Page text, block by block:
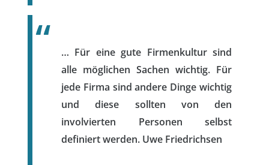
… Für eine gute Firmenkultur sind
alle möglichen Sachen wichtig. Für
jede Firma sind andere Dinge wichtig
und diese sollten von den
involvierten Personen selbst
definiert werden. Uwe Friedrichsen